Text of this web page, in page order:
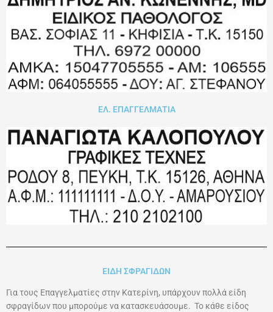
ΕΛ. ΕΠΑΓΓΕΛΜΑΤΙΑ
ΕΙΔΗ ΣΦΡΑΓΙΔΩΝ
Για τους Επαγγελματίες στην Κατερίνη, υπάρχουν πολλά είδη
σφραγίδων που μπορούμε να κατασκευάσουμε. Το κάθε είδος